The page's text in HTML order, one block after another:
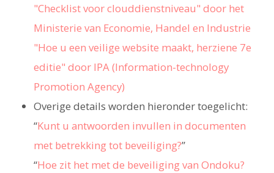
"Checklist voor clouddienstniveau" door het
Ministerie van Economie, Handel en Industrie
"Hoe u een veilige website maakt, herziene 7e
editie" door IPA (Information-technology
Promotion Agency)
Overige details worden hieronder toegelicht:
“Kunt u antwoorden invullen in documenten
met betrekking tot beveiliging?”
“Hoe zit het met de beveiliging van Ondoku?